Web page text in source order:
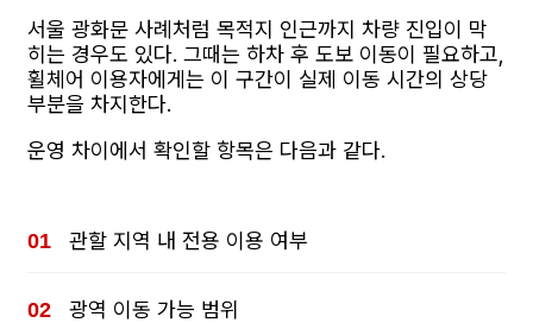
서울 광화문 사례처럼 목적지 인근까지 차량 진입이 막
히는 경우도 있다. 그때는 하차 후 도보 이동이 필요하고,
휠체어 이용자에게는 이 구간이 실제 이동 시간의 상당
부분을 차지한다.
운영 차이에서 확인할 항목은 다음과 같다.
관할 지역 내 전용 이용 여부
광역 이동 가능 범위